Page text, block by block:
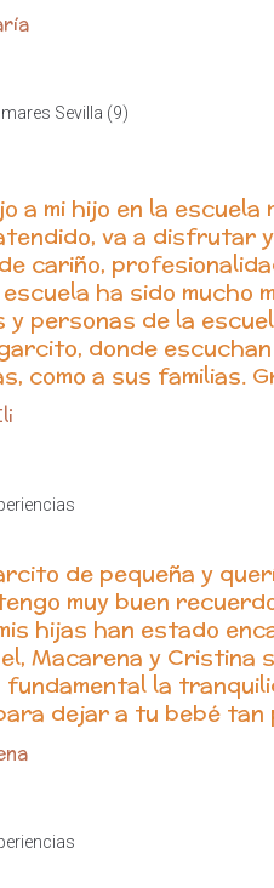
a mi hijo en la
va a disfrutar
cariño,
ha sido mucho
y personas de la
donde
como a sus familias.
de pequeña y
muy buen
hijas han estado
Macarena y Cristina
fundamental la
dejar a tu bebé tan